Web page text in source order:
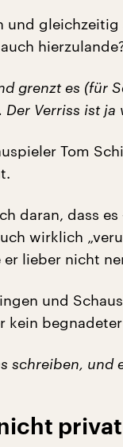
und
grenzt es (für
Der Verriss ist ja
Tom
daran, dass
wirklich
lieber nicht
und
kein
schreiben, und